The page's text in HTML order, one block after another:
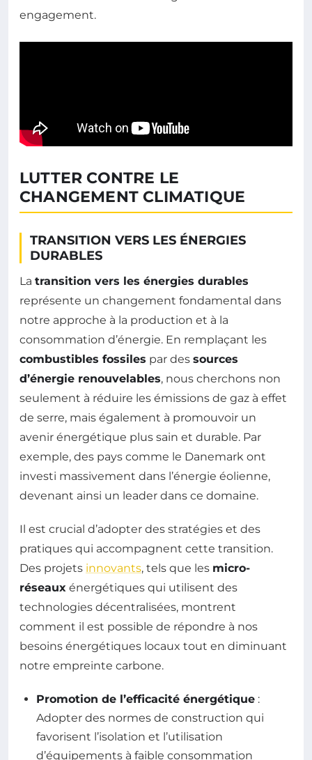
engagement.
LUTTER CONTRE LE
CHANGEMENT CLIMATIQUE
TRANSITION VERS LES ÉNERGIES
DURABLES
La transition vers les énergies durables
représente un changement fondamental dans
notre approche à la production et à la
consommation d’énergie. En remplaçant les
combustibles fossiles par des sources
d’énergie renouvelables, nous cherchons non
seulement à réduire les émissions de gaz à effet
de serre, mais également à promouvoir un
avenir énergétique plus sain et durable. Par
exemple, des pays comme le Danemark ont
investi massivement dans l’énergie éolienne,
devenant ainsi un leader dans ce domaine.
Il est crucial d’adopter des stratégies et des
pratiques qui accompagnent cette transition.
Des projets innovants, tels que les micro-
réseaux énergétiques qui utilisent des
technologies décentralisées, montrent
comment il est possible de répondre à nos
besoins énergétiques locaux tout en diminuant
notre empreinte carbone.
Promotion de l’efficacité énergétique :
Adopter des normes de construction qui
favorisent l’isolation et l’utilisation
d’équipements à faible consommation